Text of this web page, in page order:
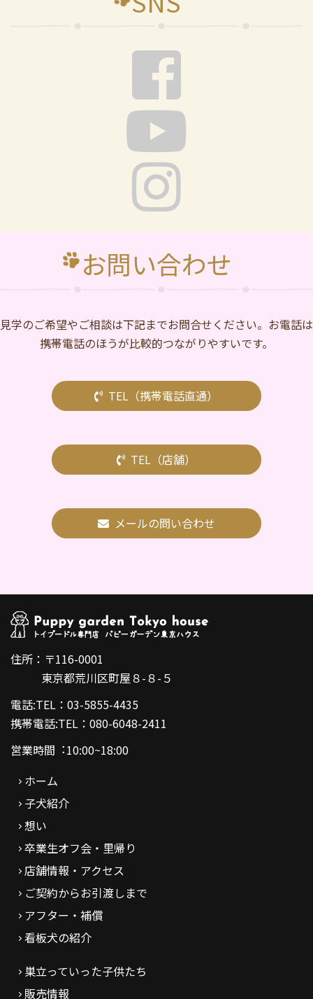
お問い合わせ
⾒学のご希望やご相談は下記までお問合せください。お電話は
携帯電話のほうが比較的つながりやすいです。
TEL（携帯電話直通）
TEL（店舗）
メールの問い合わせ
住所：〒116-0001
東京都荒川区町屋８-８-５
電話:TEL：03-5855-4435
携帯電話:TEL：080-6048-2411
営業時間︓10:00~18:00
ホーム
子犬紹介
想い
卒業生オフ会・里帰り
店舗情報・アクセス
ご契約からお引渡しまで
アフター・補償
看板犬の紹介
巣立っていった子供たち
販売情報